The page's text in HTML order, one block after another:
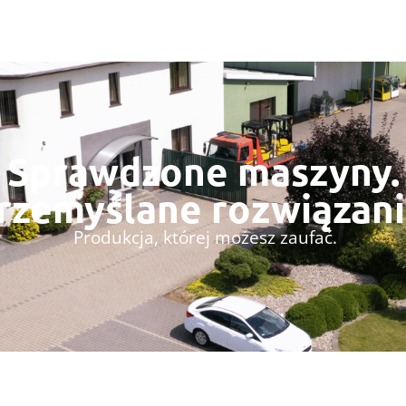
Sprawdzone maszyny.
Produkcja, której możesz zaufać.